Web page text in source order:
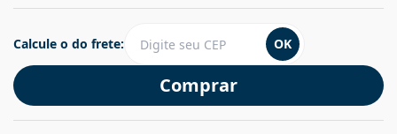
Comprar
Calcule o do frete: OK